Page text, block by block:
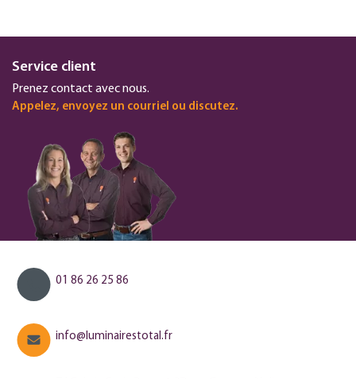
Service client
Prenez contact avec nous.
Appelez, envoyez un courriel ou discutez.
01 86 26 25 86
info@luminairestotal.fr